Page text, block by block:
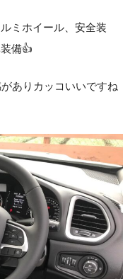
ミホイール、安全装
備👍
ありカッコいいですね